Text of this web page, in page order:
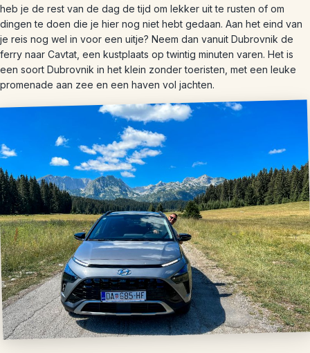
heb je de rest van de dag de tijd om lekker uit te rusten of om
dingen te doen die je hier nog niet hebt gedaan. Aan het eind van
je reis nog wel in voor een uitje? Neem dan vanuit Dubrovnik de
ferry naar Cavtat, een kustplaats op twintig minuten varen. Het is
een soort Dubrovnik in het klein zonder toeristen, met een leuke
promenade aan zee en een haven vol jachten.